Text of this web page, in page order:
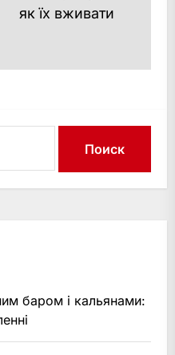
як їх вживати
баром і кальянами: